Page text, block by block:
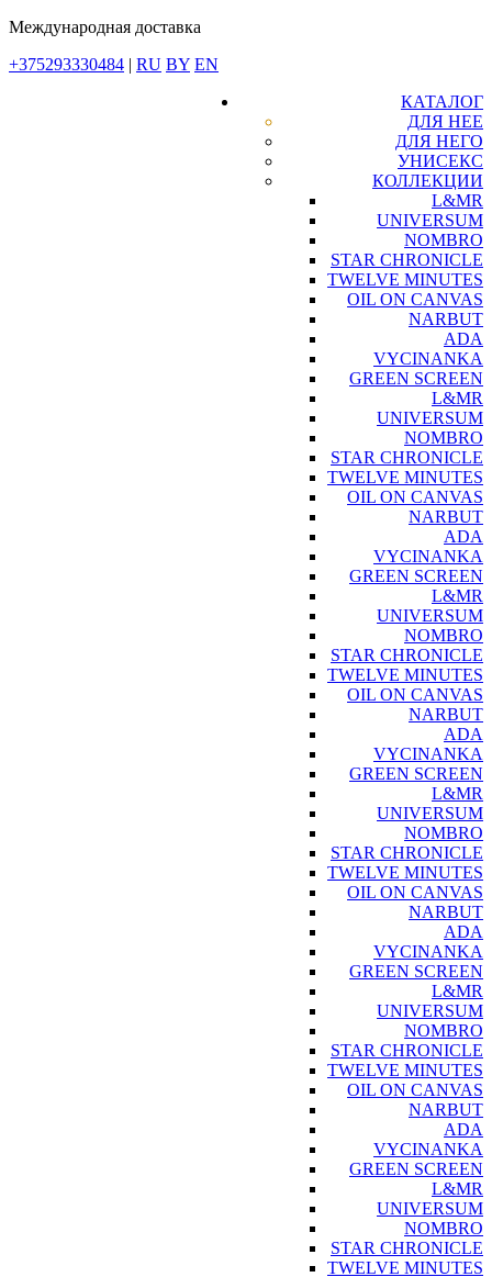
Международная доставка
+375293330484 | RU BY EN
КАТАЛОГ
ДЛЯ НЕЕ
ДЛЯ НЕГО
УНИСЕКС
КОЛЛЕКЦИИ
L&MR
UNIVERSUM
NOMBRO
STAR CHRONICLE
TWELVE MINUTES
OIL ON CANVAS
NARBUT
ADA
VYCINANKA
GREEN SCREEN
L&MR
UNIVERSUM
NOMBRO
STAR CHRONICLE
TWELVE MINUTES
OIL ON CANVAS
NARBUT
ADA
VYCINANKA
GREEN SCREEN
L&MR
UNIVERSUM
NOMBRO
STAR CHRONICLE
TWELVE MINUTES
OIL ON CANVAS
NARBUT
ADA
VYCINANKA
GREEN SCREEN
L&MR
UNIVERSUM
NOMBRO
STAR CHRONICLE
TWELVE MINUTES
OIL ON CANVAS
NARBUT
ADA
VYCINANKA
GREEN SCREEN
L&MR
UNIVERSUM
NOMBRO
STAR CHRONICLE
TWELVE MINUTES
OIL ON CANVAS
NARBUT
ADA
VYCINANKA
GREEN SCREEN
L&MR
UNIVERSUM
NOMBRO
STAR CHRONICLE
TWELVE MINUTES